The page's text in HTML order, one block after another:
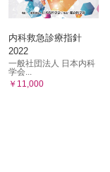
内科救急診療指針
2022
一般社団法人 日本内科
学会...
￥11,000